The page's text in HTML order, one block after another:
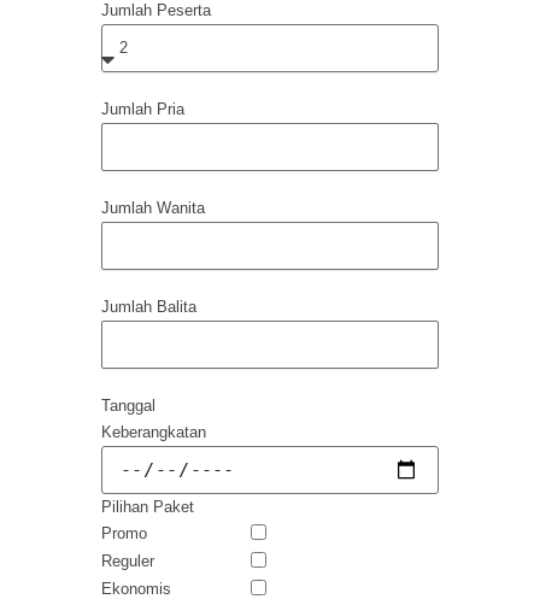
Jumlah Peserta
Jumlah Pria
Jumlah Wanita
Jumlah Balita
Tanggal
Keberangkatan
Pilihan Paket
Promo
Reguler
Ekonomis